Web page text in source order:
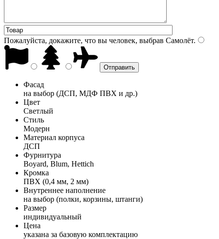
Пожалуйста, докажите, что вы человек, выбрав Самолёт.
Фасад
на выбор (ДСП, МДФ ПВХ и др.)
Цвет
Светлый
Стиль
Модерн
Материал корпуса
ДСП
Фурнитура
Boyard, Blum, Hettich
Кромка
ПВХ (0,4 мм, 2 мм)
Внутреннее наполнение
на выбор (полки, корзины, штанги)
Размер
индивидуальный
Цена
указана за базовую комплектацию